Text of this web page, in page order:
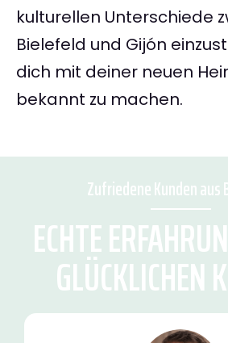
kulturellen Unterschiede
Bielefeld und Gijón
dich mit deiner neuen
bekannt zu machen.
Zufriedene Kunden aus
ECHTE
GLÜCKLICHEN